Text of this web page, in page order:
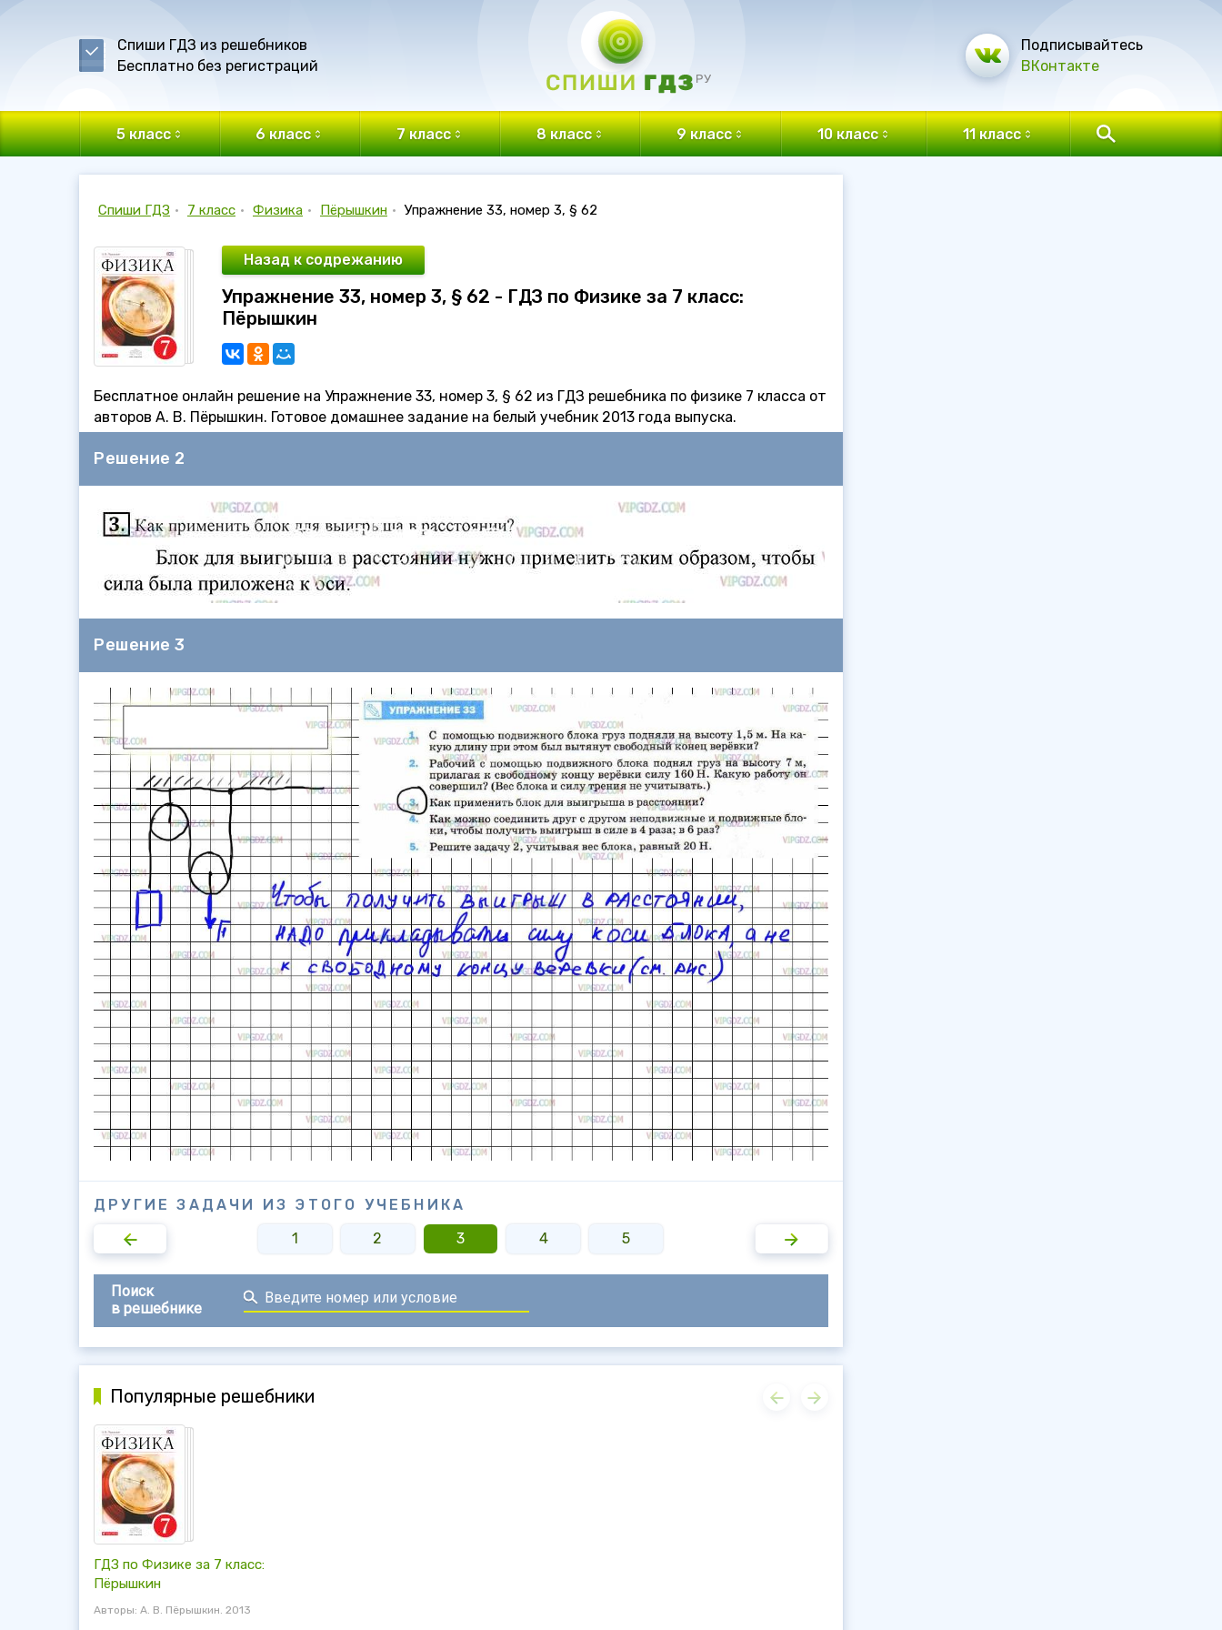
Спиши ГДЗ из решебников
Бесплатно без регистраций
Подписывайтесь
ВКонтакте
5 класс 6 класс 7 класс 8 класс 9 класс 10 класс 11 класс
Спиши ГДЗ • 7 класс • Физика • Пёрышкин • Упражнение 33, номер 3, § 62
Назад к содрежанию
Упражнение 33, номер 3, § 62 - ГДЗ по Физике за 7 класс:
Пёрышкин
Бесплатное онлайн решение на Упражнение 33, номер 3, § 62 из ГДЗ решебника по физике 7 класса от
авторов А. В. Пёрышкин. Готовое домашнее задание на белый учебник 2013 года выпуска.
Решение 2
Решение 3
ДРУГИЕ ЗАДАЧИ ИЗ ЭТОГО УЧЕБНИКА
1
2 3 4 5
Поиск
в решебнике
Популярные решебники
ГДЗ по Физике за 7 класс:
Пёрышкин
Авторы: А. В. Пёрышкин. 2013